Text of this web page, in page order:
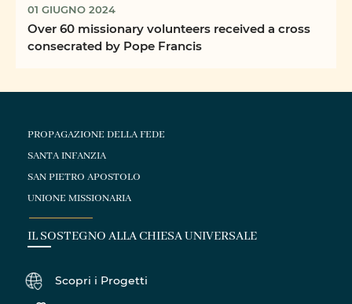
01 GIUGNO 2024
Over 60 missionary volunteers received a cross
consecrated by Pope Francis
PROPAGAZIONE DELLA FEDE
SANTA INFANZIA
SAN PIETRO APOSTOLO
UNIONE MISSIONARIA
IL SOSTEGNO ALLA CHIESA UNIVERSALE
Scopri i Progetti